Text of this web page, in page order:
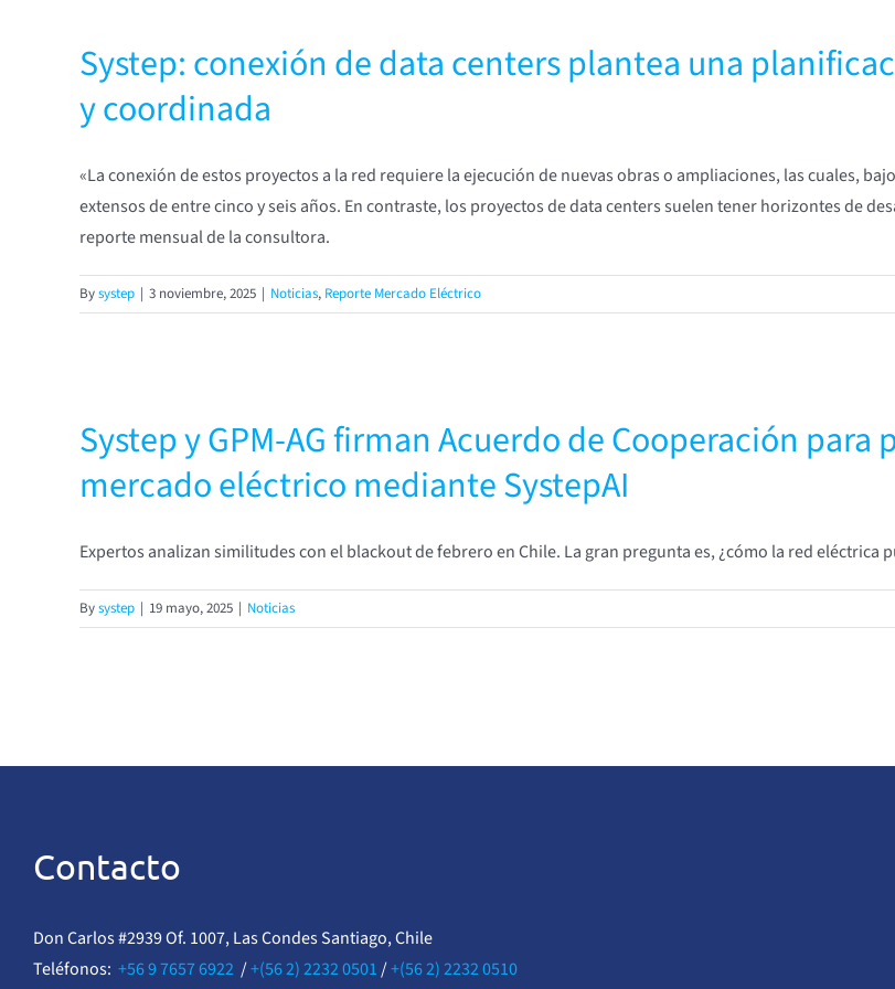
Systep: conexión de data centers plantea una
y coordinada
«La conexión de estos proyectos a la red requiere la ejecución de nuevas obras o ampliaciones, las cuales,
extensos de entre cinco y seis años. En contraste, los proyectos de data centers suelen tener horizontes de
reporte mensual de la consultora.
Bysystep | 3 noviembre, 2025 | Noticias, Reporte Mercado Eléctrico
Systep y GPM-AG firman Acuerdo de Cooperación
mercado eléctrico mediante SystepAI
Expertos analizan similitudes con el blackout de febrero en Chile. La gran pregunta es, ¿cómo la red eléctrica
Bysystep | 19 mayo, 2025 | Noticias
Contacto
Don Carlos #2939 Of. 1007, Las Condes Santiago, Chile
Teléfonos: +56 9 7657 6922/+(56 2) 2232 0501/+(56 2) 2232 0510